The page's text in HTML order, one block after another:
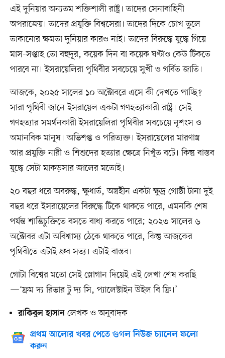
এই দুনিয়ার অন্যতম শক্তিশালী রাষ্ট্র। তাদের সেনাবাহিনী
অপরাজেয়। তাদের প্রযুক্তি বিশ্বসেরা। তাদের দিকে চোখ তুলে
তাকানোর ক্ষমতা দুনিয়ার কারও নাই। তাদের বিরুদ্ধে যুদ্ধে গিয়ে
মাস-সপ্তাহ তো বহুদূর, কয়েক দিন বা কয়েক ঘণ্টাও কেউ টিকতে
পারবে না। ইসরায়েলিরা পৃথিবীর সবচেয়ে সুখী ও গর্বিত জাতি।
আজকে, ২০২৫ সালের ১০ অক্টোবরে এসে কী দেখতে পাচ্ছি?
সারা পৃথিবী জানে ইসরায়েল একটা গণহত্যাকারী রাষ্ট্র। সেই
গণহত্যার সমর্থনকারী ইসরায়েলিরা পৃথিবীর সবচেয়ে নৃশংস ও
অমানবিক মানুষ। অভিশপ্ত ও পরিত্যক্ত। ইসরায়েলের মারণাস্ত্র
আর প্রযুক্তি নারী ও শিশুদের হত্যার ক্ষেত্রে নিখুঁত বটে। কিন্তু বাস্তব
যুদ্ধে সেটা মাকড়সার জালের মতোই।
২০ বছর ধরে অবরুদ্ধ, ক্ষুধার্ত, অস্ত্রহীন একটা ক্ষুদ্র গোষ্ঠী টানা দুই
বছর ধরে ইসরায়েলের বিরুদ্ধে টিকে থাকতে পারে, এমনকি শেষ
পর্যন্ত শান্তিচুক্তিতে বসতে বাধ্য করতে পারে; ২০২৩ সালের ৬
অক্টোবর এটা অবিশ্বাস্য ঠেকে থাকতে পারে, কিন্তু আজকের
পৃথিবীতে এটাই ধ্রুব সত্য। এটাই বাস্তব।
গোটা বিশ্বের মতো সেই স্লোগান দিয়েই এই লেখা শেষ করছি
—‘ফ্রম দ্য রিভার টু দ্য সি, প্যালেস্টাইন উইল বি ফ্রি।’
রাকিবুল হাসানলেখক ও অনুবাদক
প্রথম আলোর খবর পেতে গুগল নিউজ চ্যানেল ফলো
করুন